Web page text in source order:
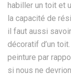
habiller un toit et
la capacité de
il faut aussi
décoratif d’un
peinture par
si nous ne